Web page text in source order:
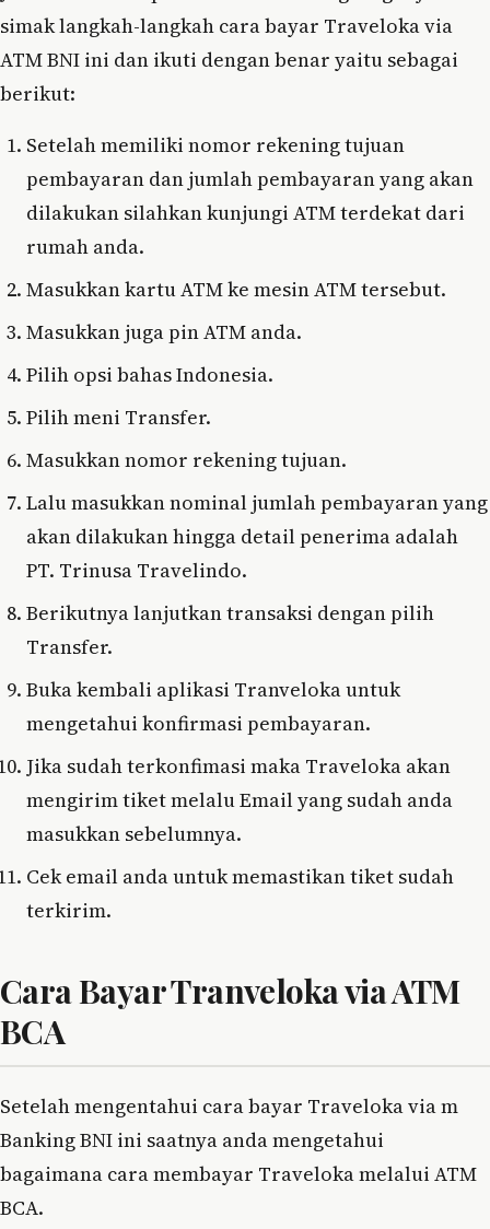
simak langkah-langkah cara bayar Traveloka via
ATM BNI ini dan ikuti dengan benar yaitu sebagai
berikut:
Setelah memiliki nomor rekening tujuan
pembayaran dan jumlah pembayaran yang akan
dilakukan silahkan kunjungi ATM terdekat dari
rumah anda.
Masukkan kartu ATM ke mesin ATM tersebut.
Masukkan juga pin ATM anda.
Pilih opsi bahas Indonesia.
Pilih meni Transfer.
Masukkan nomor rekening tujuan.
Lalu masukkan nominal jumlah pembayaran yang
akan dilakukan hingga detail penerima adalah
PT. Trinusa Travelindo.
Berikutnya lanjutkan transaksi dengan pilih
Transfer.
Buka kembali aplikasi Tranveloka untuk
mengetahui konfirmasi pembayaran.
Jika sudah terkonfimasi maka Traveloka akan
mengirim tiket melalu Email yang sudah anda
masukkan sebelumnya.
Cek email anda untuk memastikan tiket sudah
terkirim.
Cara Bayar Tranveloka via ATM
BCA
Setelah mengentahui cara bayar Traveloka via m
Banking BNI ini saatnya anda mengetahui
bagaimana cara membayar Traveloka melalui ATM
BCA.